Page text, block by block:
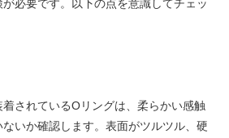
必要です。以下の点を意識してチェッ
されているOリングは、柔らかい感触
いか確認します。表面がツルツル、硬